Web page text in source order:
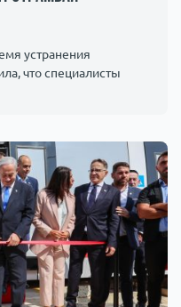
устранения
что специалисты